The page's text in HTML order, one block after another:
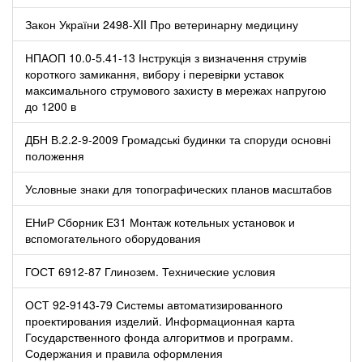
Закон України 2498-XII Про ветеринарну медицину
НПАОП 10.0-5.41-13 Інструкція з визначення струмів
короткого замикання, вибору і перевірки уставок
максимального струмового захисту в мережах напругою
до 1200 в
ДБН В.2.2-9-2009 Громадські будинки та споруди основні
положення
Условные знаки для топографических планов масштабов
ЕНиР Сборник Е31 Монтаж котельных установок и
вспомогательного оборудования
ГОСТ 6912-87 Глинозем. Технические условия
ОСТ 92-9143-79 Системы автоматизированного
проектирования изделий. Информационная карта
Государственного фонда алгоритмов и программ.
Содержания и правила оформления